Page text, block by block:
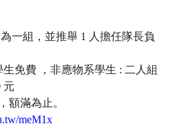
一組，並推舉 1 人擔任隊長負
免費 ， 非應物系學生 : 二人組
元
額滿為止。
meM1x